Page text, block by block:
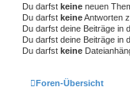
Du darfst keine neuen
Du darfst keineAntworten
Du darfst deine Beiträge in
Du darfst deine Beiträge in
Du darfst keine
Foren-Übersicht